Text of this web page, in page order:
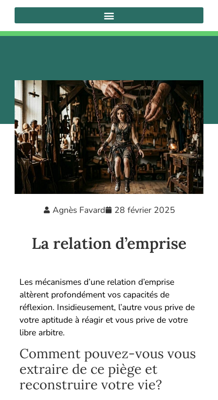
Agnès Favard 28 février 2025
La relation d’emprise
Les mécanismes d’une relation d’emprise
altèrent profondément vos capacités de
réflexion. Insidieusement, l’autre vous prive de
votre aptitude à réagir et vous prive de votre
libre arbitre.
Comment pouvez-vous vous
extraire de ce piège et
reconstruire votre vie?